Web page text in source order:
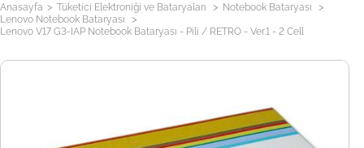
Anasayfa > Tüketici Elektroniği ve Bataryaları > Notebook Bataryası >
Lenovo Notebook Bataryası >
Lenovo V17 G3-IAP Notebook Bataryası - Pili / RETRO - Ver.1 - 2 Cell